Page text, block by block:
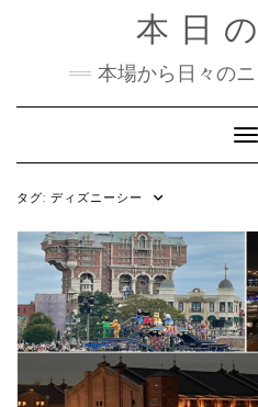
本日
本場から日々の
タグ: ディズニーシー